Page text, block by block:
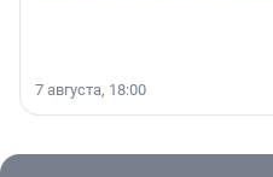
7 августа, 18:00